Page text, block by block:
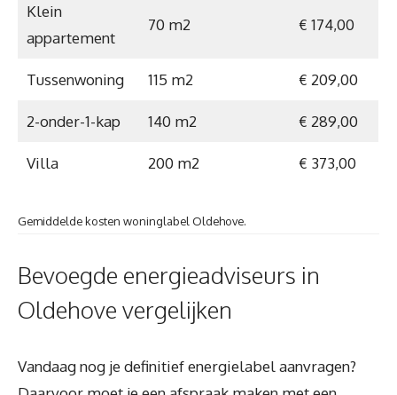
Klein
appartement
70 m2 € 174,00
Tussenwoning 115 m2 € 209,00
2-onder-1-kap 140 m2 € 289,00
Villa 200 m2 € 373,00
Gemiddelde kosten woninglabel Oldehove.
Bevoegde energieadviseurs in
Oldehove vergelijken
Vandaag nog je definitief energielabel aanvragen?